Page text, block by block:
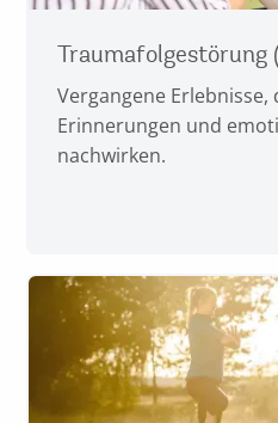
Traumafolgestörung
Vergangene
Erinnerungen und
nachwirken.